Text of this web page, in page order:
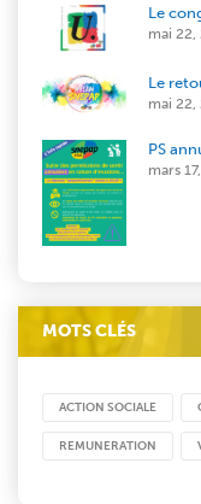
Le
mai 22,
Le
mai 22,
PS
mars
MOTS CLÉS
ACTION SOCIALE
REMUNERATION